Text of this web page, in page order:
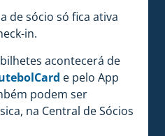
de sócio só fica ativa
in.
acontecerá de
e pelo App
podem ser
na Central de Sócios